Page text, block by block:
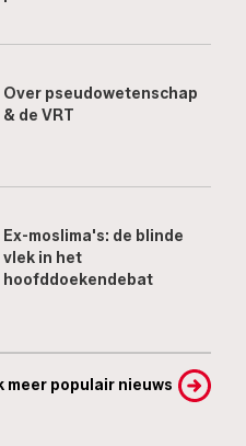
Over pseudowetenschap
& de VRT
Ex-moslima's: de blinde
vlek in het
hoofddoekendebat
meer populair nieuws